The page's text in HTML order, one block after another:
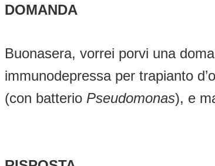
DOMANDA
Buonasera, vorrei porvi una
immunodepressa per trapianto
(con batterio Pseudomonas), e